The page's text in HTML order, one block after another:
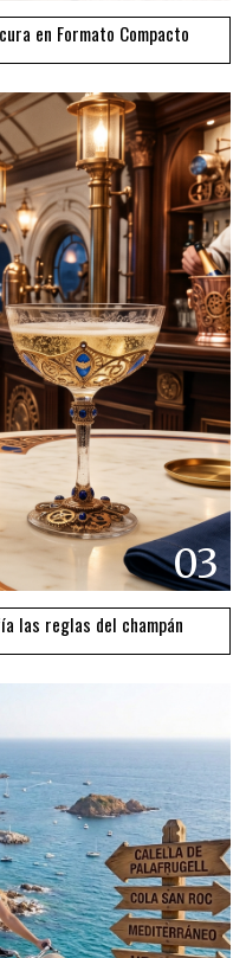
en Formato Compacto
03
las reglas del champán